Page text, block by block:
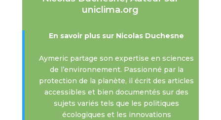
uniclima.org
En savoir plus sur Nicolas Duchesne
Aymeric partage son expertise en sciences
de l’environnement. Passionné par la
protection de la planète, il écrit des articles
accessibles et bien documentés sur des
sujets variés tels que les politiques
écologiques et les innovations